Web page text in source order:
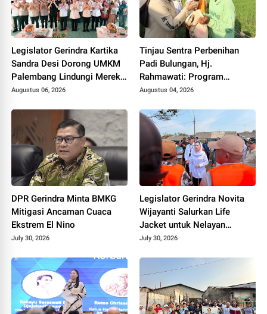
Legislator Gerindra Kartika
Sandra Desi Dorong UMKM
Palembang Lindungi Merek
Usaha
Augustus 06, 2026
Tinjau Sentra Perbenihan
Padi Bulungan, Hj.
Rahmawati: Program
Prabowo Bikin Petani Makin
Augustus 04, 2026
DPR Gerindra Minta BMKG
Mitigasi Ancaman Cuaca
Ekstrem El Nino
July 30, 2026
Legislator Gerindra Novita
Wijayanti Salurkan Life
Jacket untuk Nelayan
Cilacap, Tegaskan
Harus Jadi Prioritas
July 30, 2026